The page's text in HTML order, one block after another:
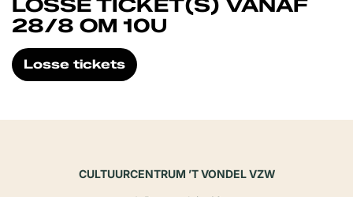
LOSSE TICKET(S) VANAF
28/8 OM 10U
Losse tickets
CULTUURCENTRUM ’T VONDEL VZW